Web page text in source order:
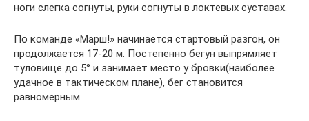
ноги слегка согнуты, руки согнуты в локтевых суставах.
По команде «Марш!» начинается стартовый разгон, он
продолжается 17-20 м. Постепенно бегун выпрямляет
туловище до 5° и занимает место у бровки(наиболее
удачное в тактическом плане), бег становится
равномерным.